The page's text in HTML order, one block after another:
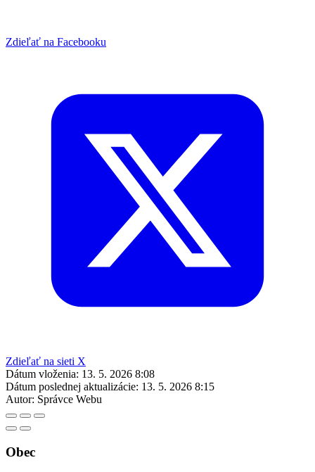
Zdieľať na Facebooku
Zdieľať na sieti X
Dátum vloženia: 13. 5. 2026 8:08
Dátum poslednej aktualizácie: 13. 5. 2026 8:15
Autor: Správce Webu
Obec